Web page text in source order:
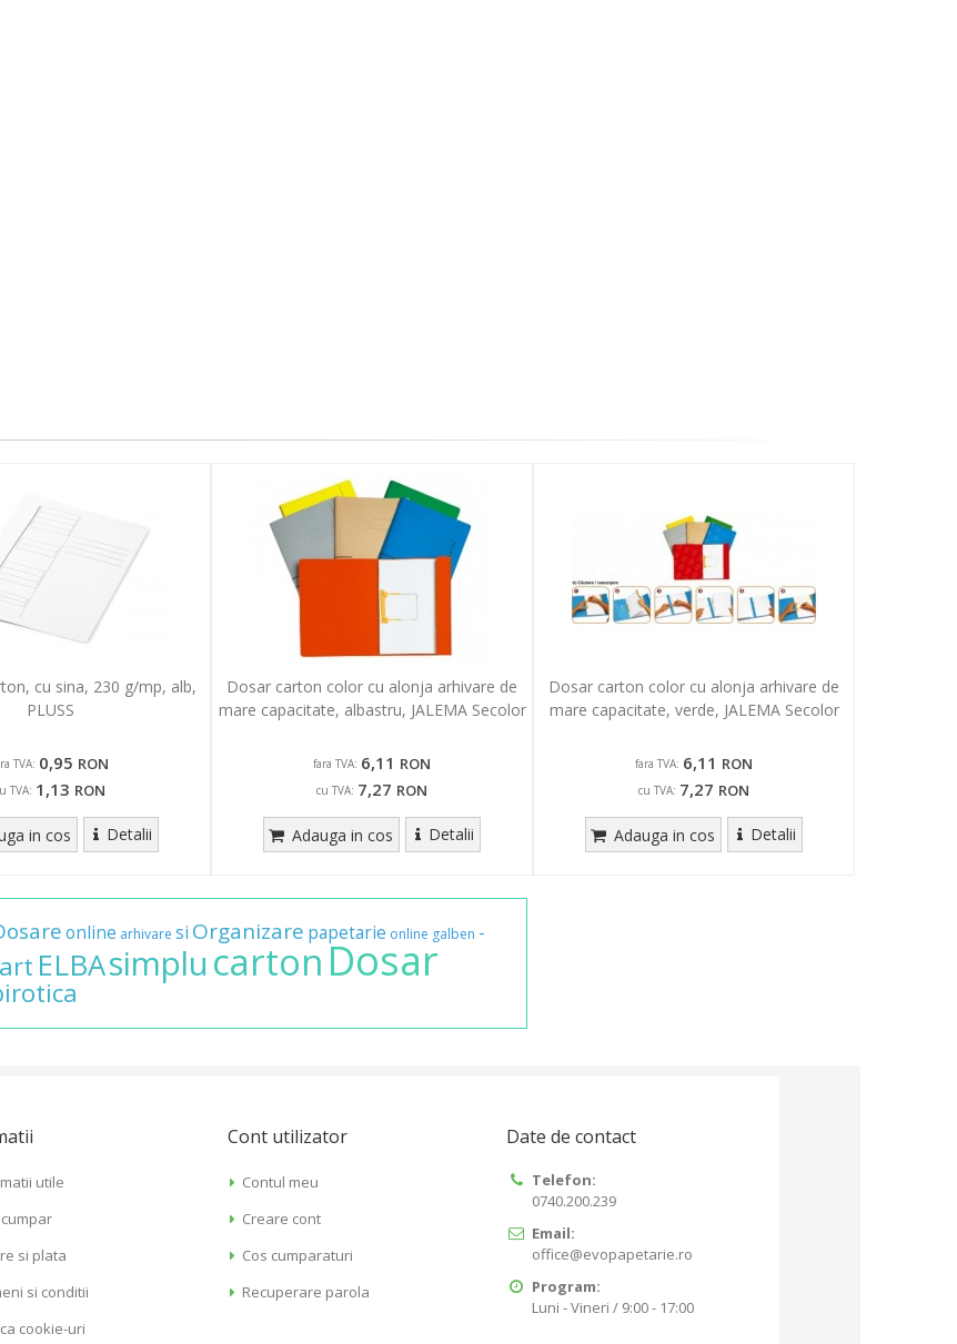
cu sina, 230 g/mp, alb,
PLUSS
TVA: 0,95 RON
TVA: 1,13 RON
in cos Detalii
Dosar carton color cu alonja arhivare de
mare capacitate, albastru, JALEMA Secolor
fara TVA: 6,11 RON
cu TVA: 7,27 RON
Adauga in cos Detalii
Dosar carton color cu alonja arhivare de
mare capacitate, verde, JALEMA Secolor
fara TVA: 6,11 RON
cu TVA: 7,27 RON
Adauga in cos Detalii
online arhivare si Organizare papetarie online galben -
ELBAsimplu cartonDosar
utile
si plata
si conditii
cookie-uri
Cont utilizator
Contul meu
Creare cont
Cos cumparaturi
Recuperare parola
Date de contact
Telefon:
0740.200.239
Email:
office@evopapetarie.ro
Program:
Luni - Vineri / 9:00 - 17:00